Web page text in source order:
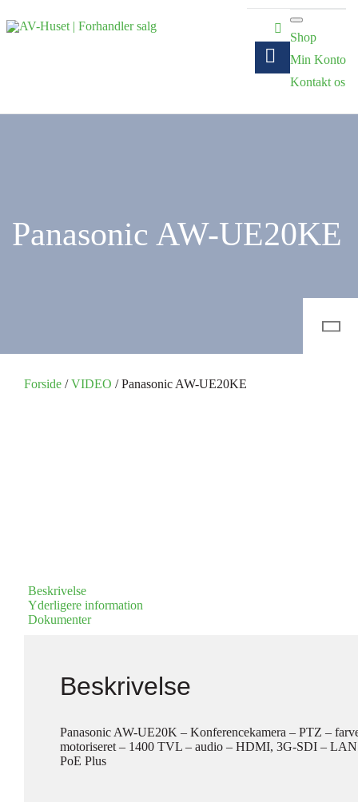
Shop
Min Konto
Kontakt os
Panasonic AW-UE20KE
Forside /VIDEO / Panasonic AW-UE20KE
Beskrivelse
Yderligere information
Dokumenter
Beskrivelse
Panasonic AW-UE20K – Konferencekamera – PTZ –
motoriseret – 1400 TVL – audio – HDMI, 3G-SDI –
PoE Plus